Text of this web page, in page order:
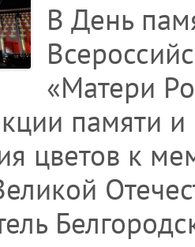
В День
«Матери
памяти
цветов к